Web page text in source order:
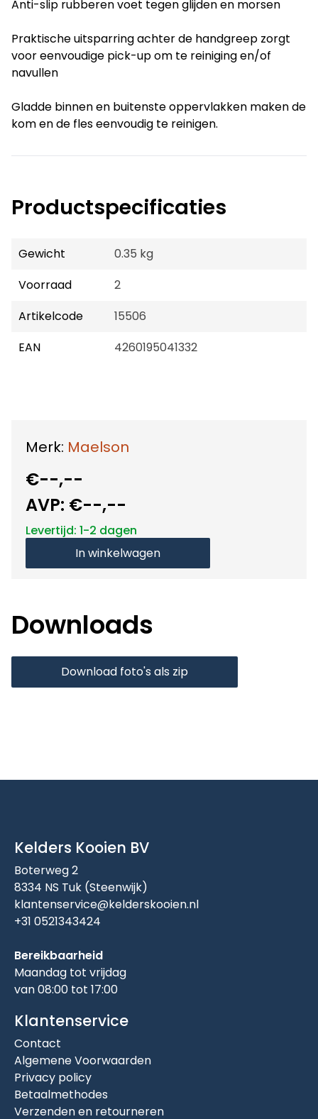
Anti-slip rubberen voet tegen glijden en morsen
Praktische uitsparring achter de handgreep zorgt
voor eenvoudige pick-up om te reiniging en/of
navullen
Gladde binnen en buitenste oppervlakken maken de
kom en de fles eenvoudig te reinigen.
Productspecificaties
Gewicht
0.35 kg
Voorraad
2
Artikelcode
15506
EAN
4260195041332
Merk: Maelson
€--,--
AVP: €--,--
Levertijd: 1-2 dagen
In winkelwagen
Downloads
Download foto's als zip
Kelders Kooien BV
Boterweg 2
8334 NS Tuk (Steenwijk)
klantenservice@kelderskooien.nl
+31 0521343424
Bereikbaarheid
Maandag tot vrijdag
van 08:00 tot 17:00
Klantenservice
Contact
Algemene Voorwaarden
Privacy policy
Betaalmethodes
Verzenden en retourneren